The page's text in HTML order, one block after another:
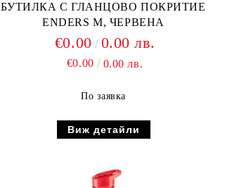
БУТИЛКА С ГЛАНЦОВО ПОКРИТИЕ
ENDERS M, ЧЕРВЕНА
€0.00 0.00 лв.
€0.00 0.00 лв.
По заявка
Виж детайли